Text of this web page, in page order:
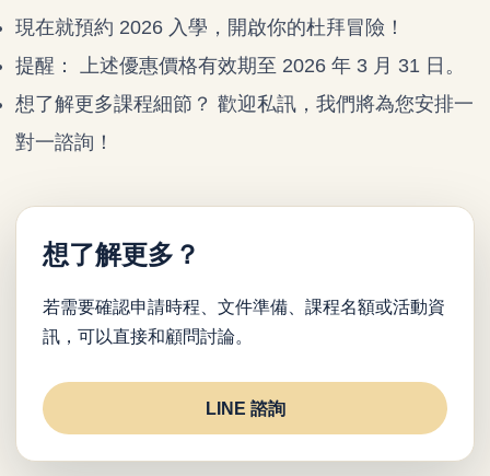
現在就預約 2026 入學，開啟你的杜拜冒險！
提醒： 上述優惠價格有效期至 2026 年 3 月 31 日。
想了解更多課程細節？ 歡迎私訊，我們將為您安排一
對一諮詢！
想了解更多？
若需要確認申請時程、文件準備、課程名額或活動資
訊，可以直接和顧問討論。
LINE 諮詢